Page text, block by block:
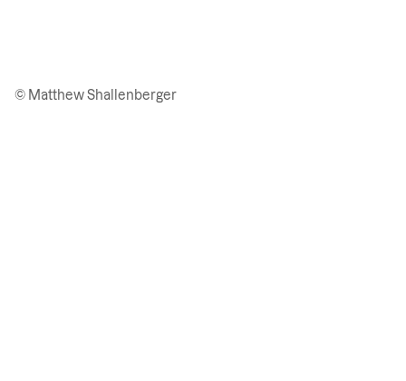
© Matthew Shallenberger